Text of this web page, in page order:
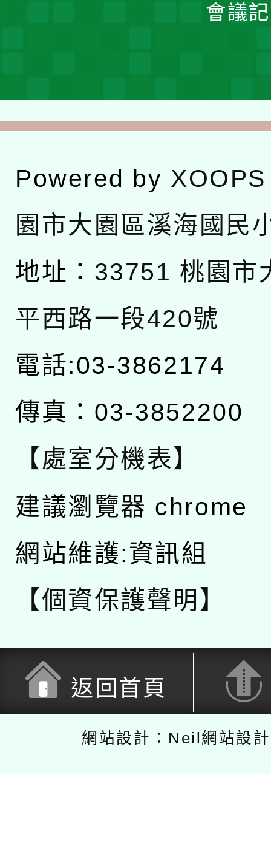
會議
Powered by XOOPS
園市大園區溪海國民
地址： 33751 桃園市
平西路一段420號
電話:03-3862174
傳真：03-3852200
【處室分機表】
建議瀏覽器 chrome
網站維護:資訊組
【個資保護聲明】
返回首頁
網站設計：Neil網站設